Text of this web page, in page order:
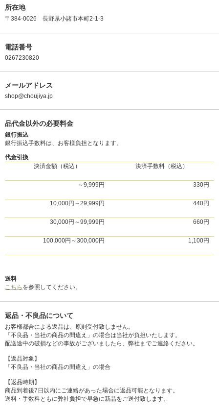
所在地
〒384-0026 長野県小諸市本町2-1-3
電話番号
0267230820
メールアドレス
shop@choujiya.jp
品代金以外の必要料金
銀行振込
銀行振込手数料は、お客様負担となります。
代金引換
決済金額（税込）
決済手数料（税込）
～9,999円 330円
10,000円～29,999円 440円
30,000円～99,999円 660円
100,000円～300,000円 1,100円
送料
こちら を参照してください。
返品・不良品について
お客様都合による返品は、原則受付致しません。
「不良品・当社の商品の間違え」の場合は当社が負担いたします。
配送途中の破損などの事故がございましたら、弊社までご連絡ください。
【返品対象】
「不良品・当社の商品の間違え」の場合
【返品時期】
商品到着後7日以内にご連絡があった場合に返品可能となります。
送料・手数料ともに弊社負担で早急に新品をご送付致します。